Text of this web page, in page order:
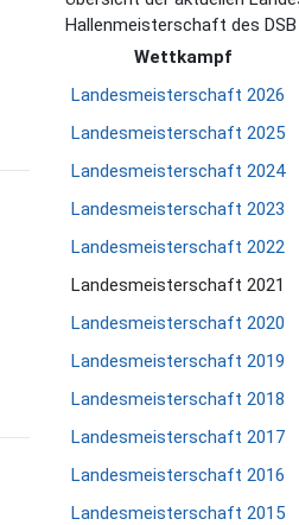
Hallenmeisterschaft des
Wettkampf
Landesmeisterschaft 2026
Landesmeisterschaft 2025
Landesmeisterschaft 2024
Landesmeisterschaft 2023
Landesmeisterschaft 2022
Landesmeisterschaft 2021
Landesmeisterschaft 2020
Landesmeisterschaft 2019
Landesmeisterschaft 2018
Landesmeisterschaft 2017
Landesmeisterschaft 2016
Landesmeisterschaft 2015